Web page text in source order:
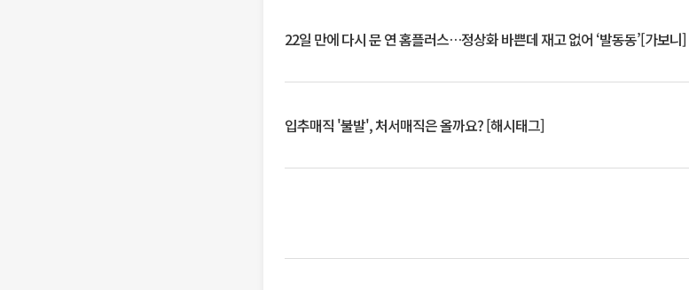
22일 만에 다시 문 연 홈플러스…정상화 바쁜데 재고 없어 ‘발동동’[가보니]
입추매직 '불발', 처서매직은 올까요? [해시태그]